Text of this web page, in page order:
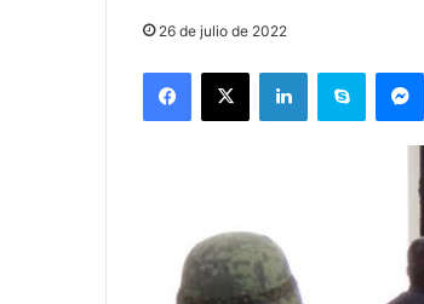
26 de julio de 2022
Facebook
X LinkedInSkype